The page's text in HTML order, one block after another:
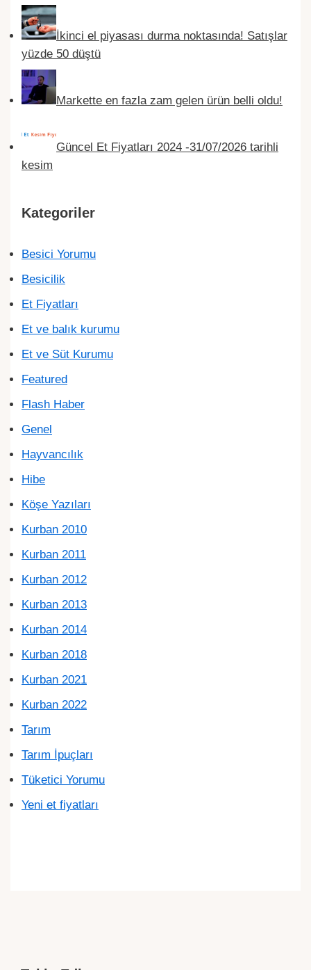
İkinci el piyasası durma noktasında! Satışlar
yüzde 50 düştü
Markette en fazla zam gelen ürün belli oldu!
Güncel Et Fiyatları 2024 -31/07/2026 tarihli
kesim
Kategoriler
Besici Yorumu
Besicilik
Et Fiyatları
Et ve balık kurumu
Et ve Süt Kurumu
Featured
Flash Haber
Genel
Hayvancılık
Hibe
Köşe Yazıları
Kurban 2010
Kurban 2011
Kurban 2012
Kurban 2013
Kurban 2014
Kurban 2018
Kurban 2021
Kurban 2022
Tarım
Tarım İpuçları
Tüketici Yorumu
Yeni et fiyatları